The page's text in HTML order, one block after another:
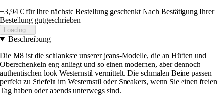
+3,94 € für Ihre nächste Bestellung geschenkt Nach Bestätigung Ihrer
Bestellung gutgeschrieben
Loading...
Beschreibung
Die M8 ist die schlankste unserer jeans-Modelle, die an Hüften und
Oberschenkeln eng anliegt und so einen modernen, aber dennoch
authentischen look Westernstil vermittelt. Die schmalen Beine passen
perfekt zu Stiefeln im Westernstil oder Sneakers, wenn Sie einen freien
Tag haben oder abends unterwegs sind.